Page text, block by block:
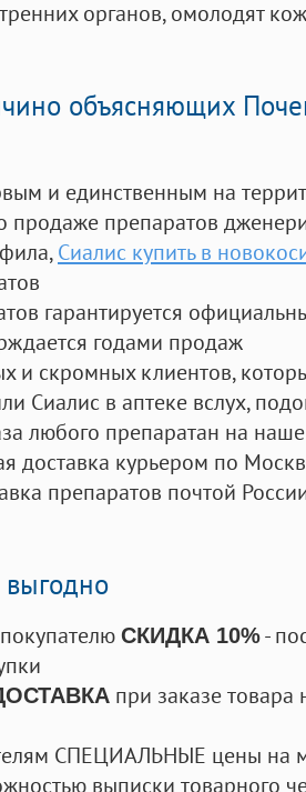
органов, омолодят
объясняющих
и единственным на
продаже препаратов
, Сиалис купить в
гарантируется
годами продаж
и скромных клиентов,
Сиалис в аптеке вслух,
любого препаратан на
доставка курьером по
препаратов почтой
выгодно
СКИДКА 10%-
при заказе
СПЕЦИАЛЬНЫЕ цены на
выписки товарного